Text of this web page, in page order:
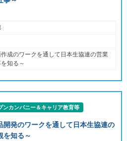
作成のワークを通して日本生協連の営業
知る～
ンカンパニー＆キャリア教育等
開発のワークを通して日本生協連の
を知る～